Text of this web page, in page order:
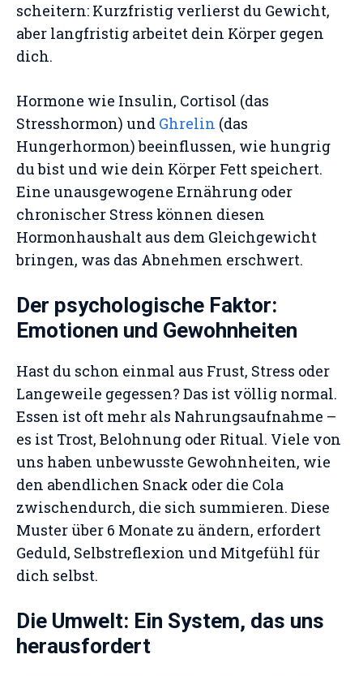
scheitern: Kurzfristig verlierst du Gewicht,
aber langfristig arbeitet dein Körper gegen
dich.
Hormone wie Insulin, Cortisol (das
Stresshormon) und Ghrelin (das
Hungerhormon) beeinflussen, wie hungrig
du bist und wie dein Körper Fett speichert.
Eine unausgewogene Ernährung oder
chronischer Stress können diesen
Hormonhaushalt aus dem Gleichgewicht
bringen, was das Abnehmen erschwert.
Der psychologische Faktor:
Emotionen und Gewohnheiten
Hast du schon einmal aus Frust, Stress oder
Langeweile gegessen? Das ist völlig normal.
Essen ist oft mehr als Nahrungsaufnahme –
es ist Trost, Belohnung oder Ritual. Viele von
uns haben unbewusste Gewohnheiten, wie
den abendlichen Snack oder die Cola
zwischendurch, die sich summieren. Diese
Muster über 6 Monate zu ändern, erfordert
Geduld, Selbstreflexion und Mitgefühl für
dich selbst.
Die Umwelt: Ein System, das uns
herausfordert